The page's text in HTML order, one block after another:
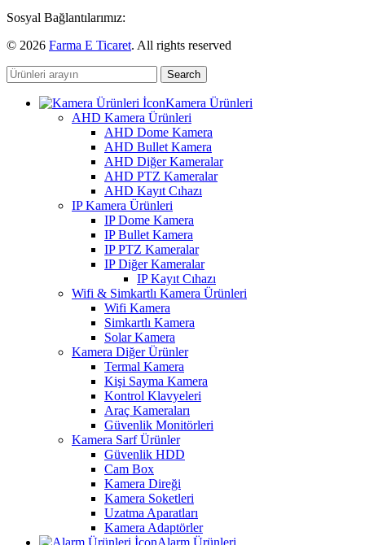
Sosyal Bağlantılarımız:
© 2026 Farma E Ticaret. All rights reserved
Search
Kamera Ürünleri
AHD Kamera Ürünleri
AHD Dome Kamera
AHD Bullet Kamera
AHD Diğer Kameralar
AHD PTZ Kameralar
AHD Kayıt Cıhazı
IP Kamera Ürünleri
IP Dome Kamera
IP Bullet Kamera
IP PTZ Kameralar
IP Diğer Kameralar
IP Kayıt Cıhazı
Wifi & Simkartlı Kamera Ürünleri
Wifi Kamera
Simkartlı Kamera
Solar Kamera
Kamera Diğer Ürünler
Termal Kamera
Kişi Sayma Kamera
Kontrol Klavyeleri
Araç Kameraları
Güvenlik Monitörleri
Kamera Sarf Ürünler
Güvenlik HDD
Cam Box
Kamera Direği
Kamera Soketleri
Uzatma Aparatları
Kamera Adaptörler
Alarm Ürünleri